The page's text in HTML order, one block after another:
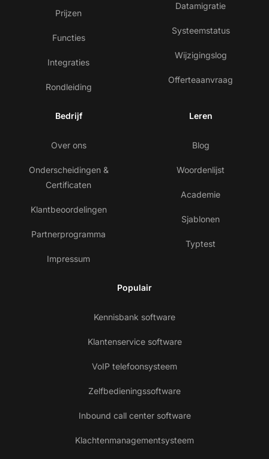
Prijzen
Functies
Integraties
Rondleiding
Datamigratie
Systeemstatus
Wijzigingslog
Offerteaanvraag
Bedrijf
Over ons
Onderscheidingen &
Certificaten
Klantbeoordelingen
Partnerprogramma
Impressum
Leren
Blog
Woordenlijst
Academie
Sjablonen
Typtest
Populair
Kennisbank software
Klantenservice software
VoIP telefoonsysteem
Zelfbedieningssoftware
Inbound call center software
Klachtenmanagementsysteem